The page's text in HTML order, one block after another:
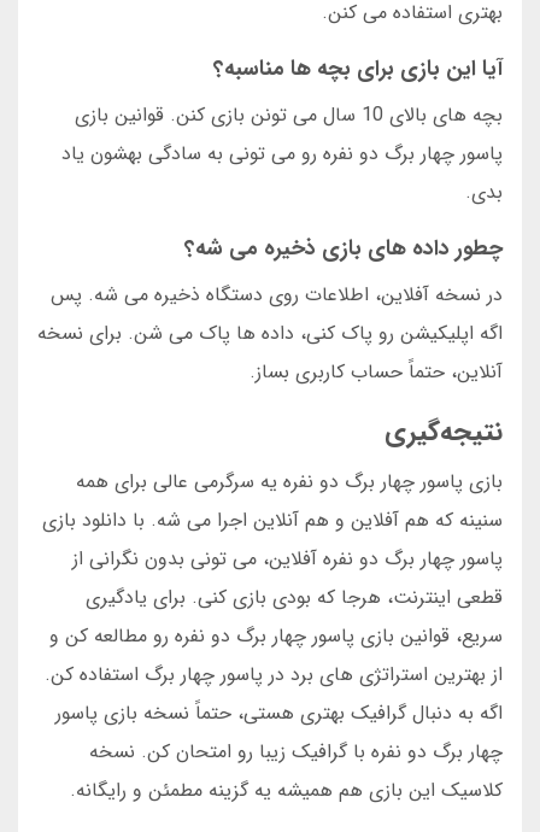
بهتری استفاده می کنن.
آیا این بازی برای بچه ها مناسبه؟
بچه های بالای 10 سال می تونن بازی کنن. قوانین بازی
پاسور چهار برگ دو نفره رو می تونی به سادگی بهشون یاد
بدی.
چطور داده های بازی ذخیره می شه؟
در نسخه آفلاین، اطلاعات روی دستگاه ذخیره می شه. پس
اگه اپلیکیشن رو پاک کنی، داده ها پاک می شن. برای نسخه
آنلاین، حتماً حساب کاربری بساز.
نتیجه‌گیری
بازی پاسور چهار برگ دو نفره یه سرگرمی عالی برای همه
سنینه که هم آفلاین و هم آنلاین اجرا می شه. با دانلود بازی
پاسور چهار برگ دو نفره آفلاین، می تونی بدون نگرانی از
قطعی اینترنت، هرجا که بودی بازی کنی. برای یادگیری
سریع، قوانین بازی پاسور چهار برگ دو نفره رو مطالعه کن و
از بهترین استراتژی های برد در پاسور چهار برگ استفاده کن.
اگه به دنبال گرافیک بهتری هستی، حتماً نسخه بازی پاسور
چهار برگ دو نفره با گرافیک زیبا رو امتحان کن. نسخه
کلاسیک این بازی هم همیشه یه گزینه مطمئن و رایگانه.